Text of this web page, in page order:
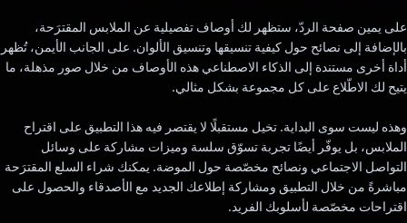
على يمين صفحة الردّ، ستظهر لك أوصاف تفصيلية عن الملابس المقترَحة،
بالإضافة إلى نصائح حول كيفية تنسيقها وتنسيق الألوان. على الجانب الأيمن، تُظهر
أداة أخرى مستندة إلى الذكاء الاصطناعي هذه الأوصاف من خلال صور مذهلة، ما
يتيح لك الاطّلاع على كل مجموعة بشكل مثالي.
وهذه ليست سوى البداية. تخيل مستقبلًا لا يقتصر فيه هذا التطبيق على اقتراح
الملابس، بل يوفّر أيضًا تجربة تسوّق سلسة وميزات مشاركة على وسائل
التواصل الاجتماعي ونصائح مخصّصة حول الموضة. يمكنك شراء السلع المقترَحة
مباشرةً من خلال التطبيق ومشاركة إطلاعك الجديد مع الأصدقاء والحصول على
اقتراحات مخصّصة لأسلوبك الفريد.